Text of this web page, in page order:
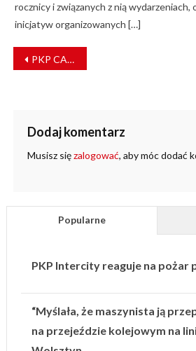
rocznicy i związanych z nią wydarzeniach,
inicjatyw organizowanych […]
NAWIGACJA
WPISU
PKP CARGO uruchamia nową markę pociągów operatorskich
Dodaj komentarz
Musisz sięzalogować, aby móc dodać
Popularne
PKP Intercity reaguje na pożar
“Myślała, że maszynista ją
na przejeździe kolejowym na